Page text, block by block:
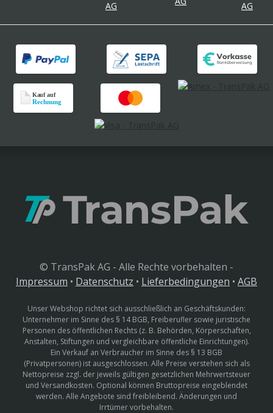
© TransPak AG - Alle Rechte vorbehalten -
Impressum • Datenschutz • Lieferbedingungen • AGB
Unser Webshop richtet sich ausschließlich an Geschäftskunden:
Unternehmer im Sinne des § 14 BGB, Freiberufler sowie juristische
Personen des öffentlichen Rechts (z. B. Behörden, Körperschaften,
Anstalten, Stiftungen und vergleichbare öffentliche Einrichtungen).
Ein Verkauf an Verbraucher im Sinne des § 13 BGB
(Privatpersonen) ist ausgeschlossen. Alle Preise verstehen sich als
Nettopreise zzgl. der jeweils gültigen gesetzlichen Mehrwertsteuer
und Versandkosten. Optional können Bruttopreise eingeblendet
werden. Alle Angebote sind freibleibend. Änderungen und
Irrtümer vorbehalten.